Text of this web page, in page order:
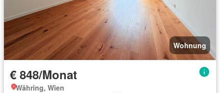
Wohnung
€ 848/Monat
Währing, Wien